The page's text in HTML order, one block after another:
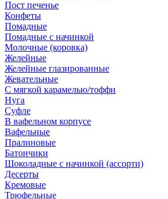
Пост печенье
Конфеты
Помадные
Помадные с начинкой
Молочные (коровка)
Желейные
Желейные глазированные
Жевательные
С мягкой карамелью/тоффи
Нуга
Суфле
В вафельном корпусе
Вафельные
Пралиновые
Батончики
Шоколадные с начинкой (ассорти)
Десерты
Кремовые
Трюфельные